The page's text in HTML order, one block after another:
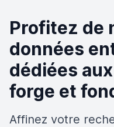
Profitez de
données
dédiées
forge et
Affinez votre